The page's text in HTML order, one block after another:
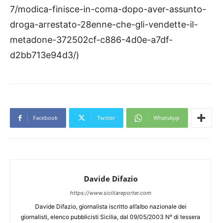
7/modica-finisce-in-coma-dopo-aver-assunto-
droga-arrestato-28enne-che-gli-vendette-il-
metadone-372502cf-c886-4d0e-a7df-
d2bb713e94d3/)
Facebook Twitter WhatsApp
Davide Difazio
https://www.siciliareporter.com
Davide Difazio, giornalista iscritto all’albo nazionale dei
giornalisti, elenco pubblicisti Sicilia, dal 09/05/2003 N° di tessera